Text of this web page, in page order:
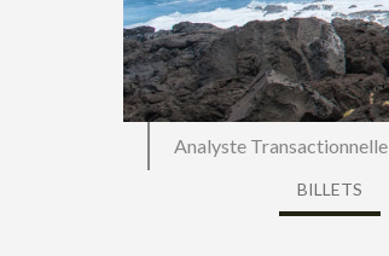
Analyste Transactionnelle
BILLETS